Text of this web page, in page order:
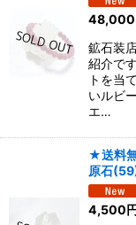
48,000
鉱石装
紹介で
トを当
いルビ
エ…
★送料
原石
4,500